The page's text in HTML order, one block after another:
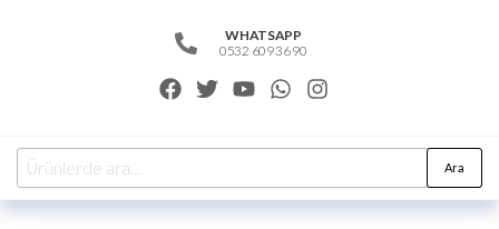
WHATSAPP
0532 609 36 90
Ara